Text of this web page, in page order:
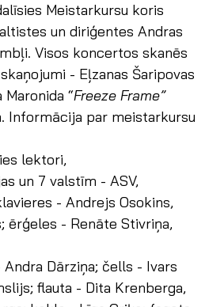
Meistarkursu koris
un diriģentes Andras
Visos koncertos skanēs
- Eļzanas Šaripovas
“Freeze Frame”
Informācija par meistarkursu
lektori,
un 7 valstīm - ASV,
- Andrejs Osokins,
ērģeles - Renāte Stivriņa,
Andra Dārziņa; čells - Ivars
flauta - Dita Krenberga,